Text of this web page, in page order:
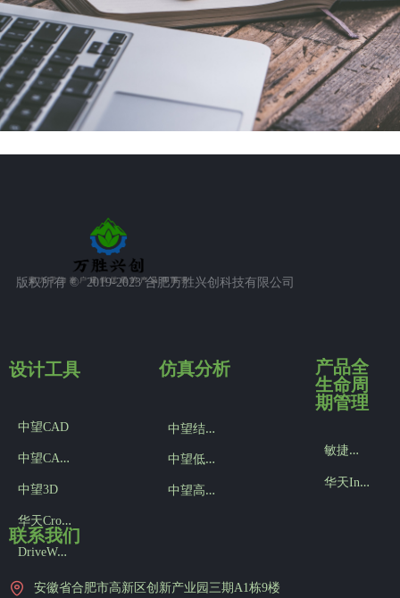
版权所有 ©  2019-2023 合肥万胜兴创科技有限公司
设计工具
中望CAD
中
望CAD机械版
中望3D
华
天CrownCAD
D
riveWorks参数化设计
中
望结构仿真
中
望低频电磁仿真
中
望高频电磁仿真
仿真分析
敏
捷版产品数据管理SMART PDM
华
天InforCenter PLM
产品全
生命周
期管理
联系我们
安徽省合肥市高新区创新产业园三期A1栋9楼